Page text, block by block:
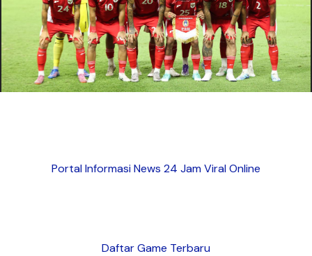
Portal Informasi News 24 Jam Viral Online
Daftar Game Terbaru